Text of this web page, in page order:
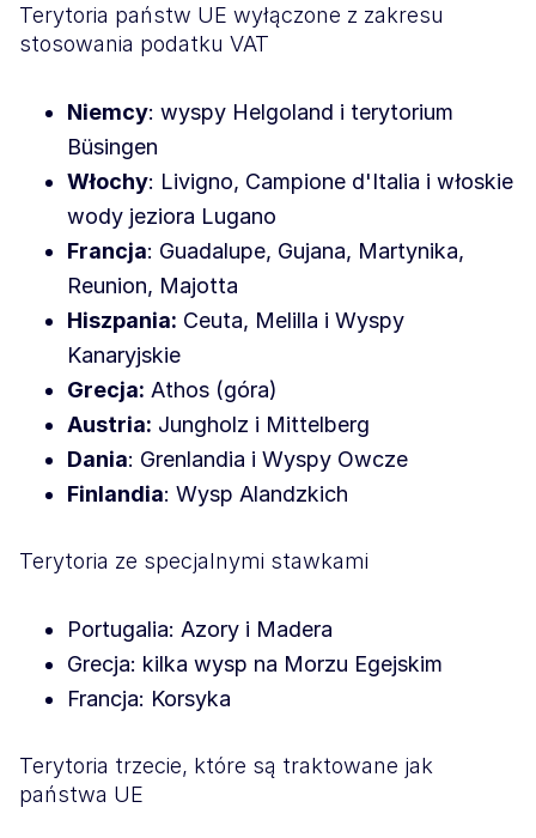
Terytoria państw UE wyłączone z zakresu
stosowania podatku VAT
Niemcy: wyspy Helgoland i terytorium
Büsingen
Włochy: Livigno, Campione d'Italia i włoskie
wody jeziora Lugano
Francja: Guadalupe, Gujana, Martynika,
Reunion, Majotta
Hiszpania: Ceuta, Melilla i Wyspy
Kanaryjskie
Grecja: Athos (góra)
Austria: Jungholz i Mittelberg
Dania: Grenlandia i Wyspy Owcze
Finlandia: Wysp Alandzkich
Terytoria ze specjalnymi stawkami
Portugalia: Azory i Madera
Grecja: kilka wysp na Morzu Egejskim
Francja: Korsyka
Terytoria trzecie, które są traktowane jak
państwa UE